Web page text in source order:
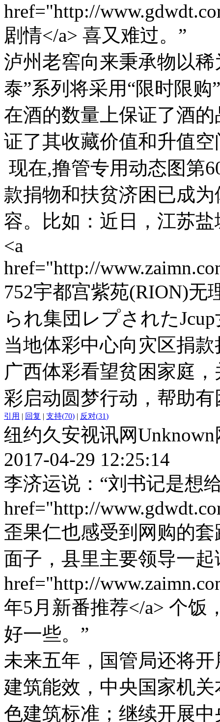
href="http://
剧情</a> 喜又难过。”
泸州老窖向来秉承物以
泰”系列将采用“限时限
在酒的数量上保证了酒
证了其收藏价值和升值空
现在,撸管专用动态图第
款捐物和扶贫济困已成
容。比如：近日，江苏
<a
href="http://
752宇都宫紫苑(RION)无
られ集団レプされた
当地体彩中心向灾区捐
广西体彩看望贫困家庭
彩启动圆梦行动，帮助
引用 | 回复 | 支持(70) | 反对(31)
纽约久安视讯网
2017-04-29 12:25:14
李济运说：“刘书记是想
href="http://
歪果仁也感受到网购的
面子，县里主要领导一起
href="http://
年5月新番推荐</a> 个饭
好一些。”
未来五年，国管局还将
建筑能效，中央国家机
色建筑标准；继续开展